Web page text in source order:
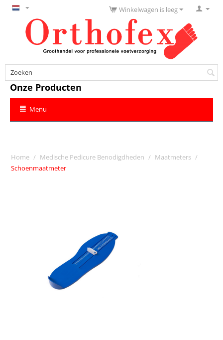
Winkelwagen is leeg
Onze Producten
Menu
Home / Medische Pedicure Benodigdheden / Maatmeters /
Schoenmaatmeter